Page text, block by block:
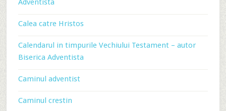
Adventista
Calea catre Hristos
Calendarul in timpurile Vechiului Testament – autor
Biserica Adventista
Caminul adventist
Caminul crestin